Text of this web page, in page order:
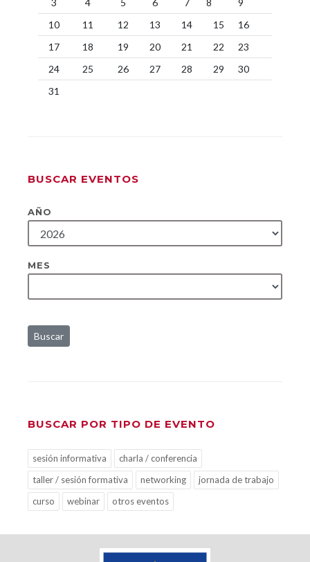
3 4 5 6 7 8
9
10
11 12 13 14 15
16
17
18 19 20 21 22
23
24
25 26 27 28 29
30
31
BUSCAR EVENTOS
AÑO
MES
Buscar
BUSCAR POR TIPO DE EVENTO
sesión informativa
charla / conferencia
taller / sesión formativa
networking
jornada de trabajo
curso
webinar otros eventos